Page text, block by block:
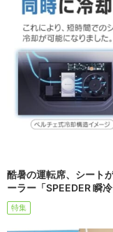
酷暑の運転席、シート
ーラー「SPEEDER 瞬
特集